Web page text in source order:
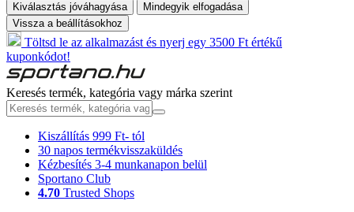
Kiválasztás jóváhagyása
Mindegyik elfogadása
Vissza a beállításokhoz
Töltsd le az alkalmazást és nyerj egy 3500 Ft értékű
kuponkódot!
Keresés termék, kategória vagy márka szerint
Kiszállítás 999 Ft- tól
30 napos termékvisszaküldés
Kézbesítés 3-4 munkanapon belül
Sportano Club
4.70 Trusted Shops